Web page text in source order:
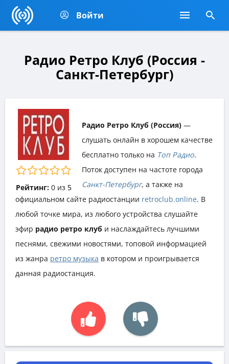
Войти
Радио Ретро Клуб (Россия -
Санкт-Петербург)
Рейтинг: 0из 5
Радио Ретро Клуб (Россия) —
слушать онлайн в хорошем качестве
бесплатно только на Топ Радио.
Поток доступен на частоте города
Санкт-Петербург, а также на
официальном сайте радиостанции retroclub.online. В
любой точке мира, из любого устройства слушайте
эфир радио ретро клуб и наслаждайтесь лучшими
песнями, свежими новостями, топовой информацией
из жанра ретро музыка в котором и проигрывается
данная радиостанция.